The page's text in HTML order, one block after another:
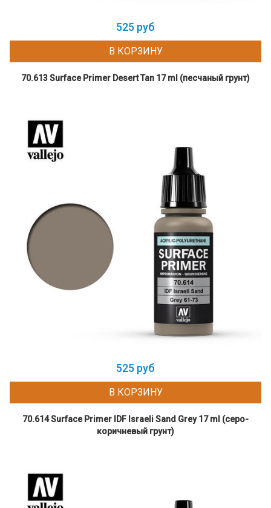
525 руб
В КОРЗИНУ
70.613 Surface Primer Desert Tan 17 ml (песчаный грунт)
525 руб
В КОРЗИНУ
70.614 Surface Primer IDF Israeli Sand Grey 17 ml (серо-
коричневый грунт)